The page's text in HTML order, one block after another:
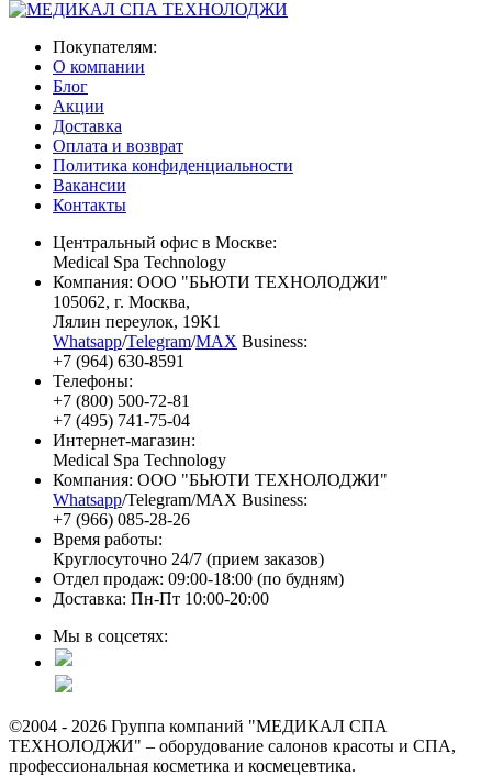
Покупателям:
О компании
Блог
Акции
Доставка
Оплата и возврат
Политика конфиденциальности
Вакансии
Контакты
Центральный офис в Москве:
Medical Spa Technology
Компания: ООО "БЬЮТИ ТЕХНОЛОДЖИ"
105062, г. Москва,
Лялин переулок, 19К1
Whatsapp/Telegram/MAX Business:
+7 (964) 630-8591
Телефоны:
+7 (800) 500-72-81
+7 (495) 741-75-04
Интернет-магазин:
Medical Spa Technology
Компания: ООО "БЬЮТИ ТЕХНОЛОДЖИ"
Whatsapp/Telegram/MAX Business:
+7 (966) 085-28-26
Время работы:
Круглосуточно 24/7 (прием заказов)
Отдел продаж: 09:00-18:00 (по будням)
Доставка: Пн-Пт 10:00-20:00
Мы в соцсетях:
©2004 - 2026 Группа компаний "МЕДИКАЛ СПА
ТЕХНОЛОДЖИ" – оборудование салонов красоты и СПА,
профессиональная косметика и космецевтика.